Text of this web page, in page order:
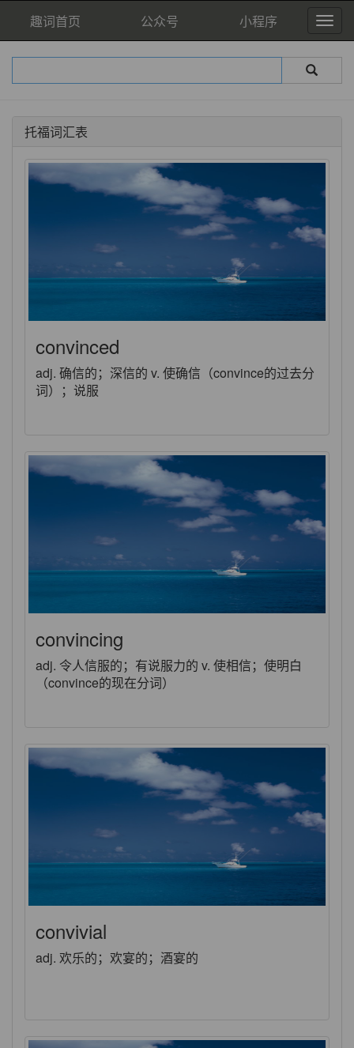
趣词首页 公众号 小程序
托福词汇表
convinced
adj. 确信的；深信的 v. 使确信（convince的过去分
词）；说服
convincing
adj. 令人信服的；有说服力的 v. 使相信；使明白
（convince的现在分词）
convivial
adj. 欢乐的；欢宴的；酒宴的